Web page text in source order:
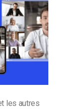
les autres